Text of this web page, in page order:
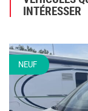
INTÉRESSER
NEUF